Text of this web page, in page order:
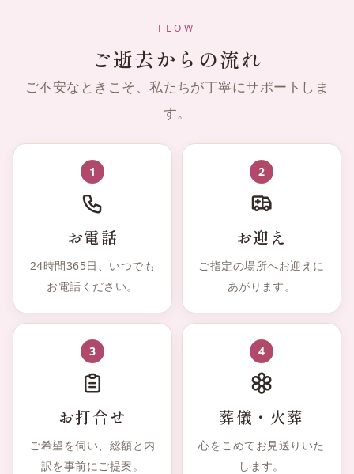
FLOW
ご逝去からの流れ
ご不安なときこそ、私たちが丁寧にサポートしま
す。
1
お電話
24時間365日、いつでも
お電話ください。
2
お迎え
ご指定の場所へお迎えに
あがります。
3
お打合せ
ご希望を伺い、総額と内
訳を事前にご提案。
4
葬儀・火葬
心をこめてお見送りいた
します。